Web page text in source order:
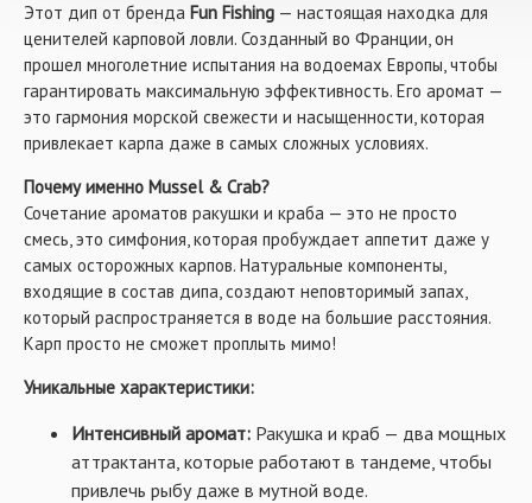
Эти дипы разработаны для повышения
привлекательности бойлов, насадок и сыпучей
прикормки, особенно в комбинации с бойлами линейки
Classic. Попробуйте пропитать бойлы в жидкости за 1-2
дня до начала Вашей рыболовной сессии, и Вы
непременно увидите результат!
Характеристики:
Fun Fishing Classic Mussel & Crab
ароматом краба и ракушки-мидии.
Объем: 100 мл.
Этот дип от бренда Fun Fishing — настоящая находка для
ценителей карповой ловли. Созданный во Франции, он
прошел многолетние испытания на водоемах Европы, чтобы
гарантировать максимальную эффективность. Его аромат —
это гармония морской свежести и насыщенности, которая
привлекает карпа даже в самых сложных условиях.
Почему именно Mussel & Crab?
Сочетание ароматов ракушки и краба — это не просто
смесь, это симфония, которая пробуждает аппетит даже у
самых осторожных карпов. Натуральные компоненты,
входящие в состав дипа, создают неповторимый запах,
который распространяется в воде на большие расстояния.
Карп просто не сможет проплыть мимо!
Уникальные характеристики:
Интенсивный аромат: Ракушка и краб — два мощных
аттрактанта, которые работают в тандеме, чтобы
привлечь рыбу даже в мутной воде.